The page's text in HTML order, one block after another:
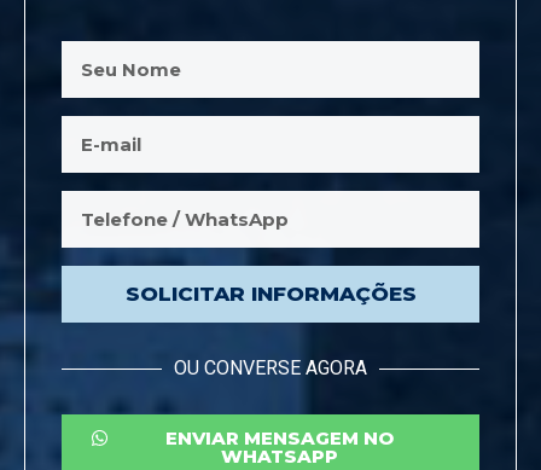
SOLICITAR INFORMAÇÕES
OU CONVERSE AGORA
ENVIAR MENSAGEM NO
WHATSAPP